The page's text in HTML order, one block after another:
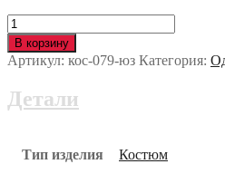
Количество
Костюм
ГЕФЕСТ
2
юз
В корзину
Артикул: кос-079-юз Категория:
Детали
Тип изделия Костюм